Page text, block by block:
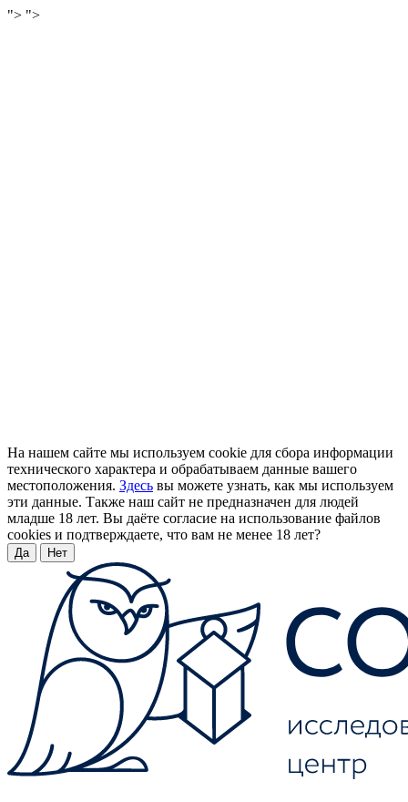
"> ">
На нашем сайте мы используем cookie для сбора информации
технического характера и обрабатываем данные вашего
местоположения. Здесь вы можете узнать, как мы используем
эти данные. Также наш сайт не предназначен для людей
младше 18 лет. Вы даёте согласие на использование файлов
cookies и подтверждаете, что вам не менее 18 лет?
Да Нет